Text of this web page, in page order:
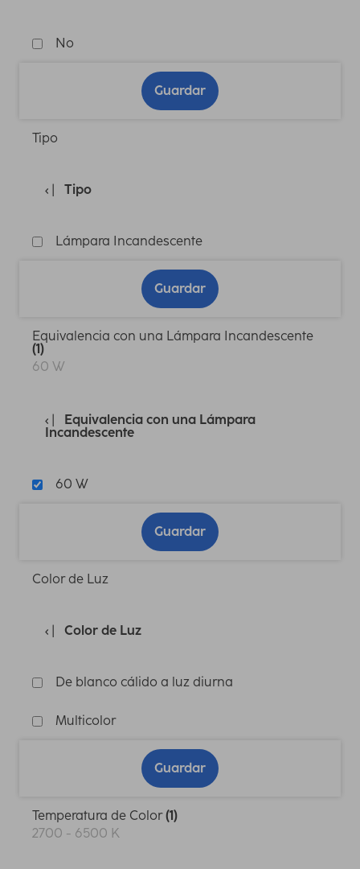
No
Guardar
Tipo
Tipo
Lámpara Incandescente
Guardar
Equivalencia con una Lámpara Incandescente
(1)
60 W
Equivalencia con una Lámpara
Incandescente
60 W
Guardar
Color de Luz
Color de Luz
De blanco cálido a luz diurna
Multicolor
Guardar
Temperatura de Color(1)
2700 - 6500 K